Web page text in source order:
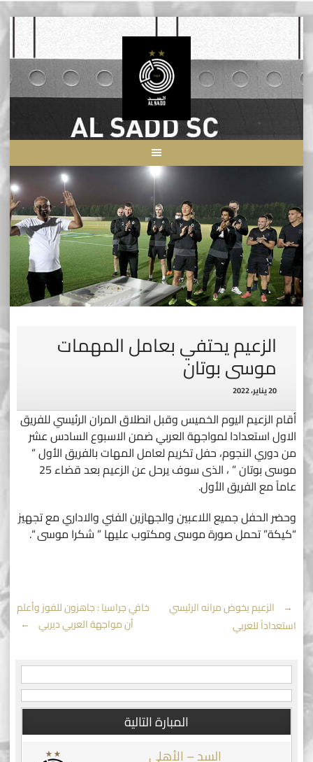
content
الزعيم يحتفي بعامل المهمات
موسى بوتان
20 يناير، 2022
أقام الزعيم اليوم الخميس وقبل انطلاق المران الرئيسي للفريق
الاول استعدادا لمواجهة العربي ضمن الاسبوع السادس عشر
من دوري النجوم، حفل تكريم لعامل المهات بالفريق الأول ”
موسى بوتان ” ، الذى سوف يرحل عن الزعيم بعد قضاء 25
عاماً مع الفريق الأول.
وحضر الحفل جميع اللاعبين والجهازين الفني والاداري مع تجهيز
“كيكة” تحمل صورة موسى ومكتوب عليها ” شكرا موسى “.
Post
navigation
←
الزعيم يخوض مرانه الرئيسي
استعداداً للعربي
خافي جراسيا : جاهزون للفوز وأعلم
أن مواجهة العربي ديربي →
المبارة التالية
السد – الأهلي